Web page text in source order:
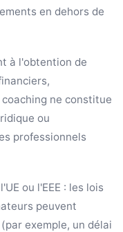
en dehors de
à l'obtention de
ne constitue
ou
professionnels
ou l'EEE : les lois
peuvent
exemple, un délai